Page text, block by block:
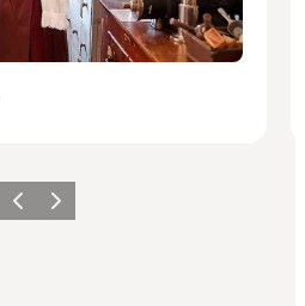
Vorige Volgende